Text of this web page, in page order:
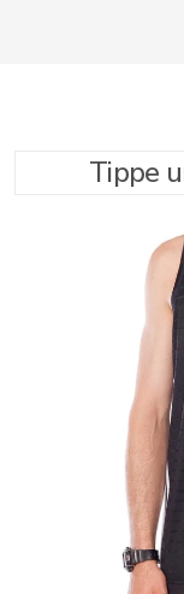
Tippe um zu suchen